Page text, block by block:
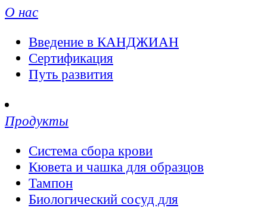
О нас
Введение в КАНДЖИАН
Сертификация
Путь развития
Продукты
Система сбора крови
Кювета и чашка для образцов
Тампон
Биологический сосуд для